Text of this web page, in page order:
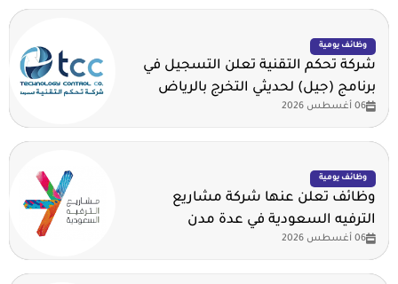
وظائف يومية
شركة تحكم التقنية تعلن التسجيل في
برنامج (جيل) لحديثي التخرج بالرياض
06 أغسطس 2026
وظائف يومية
وظائف تعلن عنها شركة مشاريع
الترفيه السعودية في عدة مدن
06 أغسطس 2026